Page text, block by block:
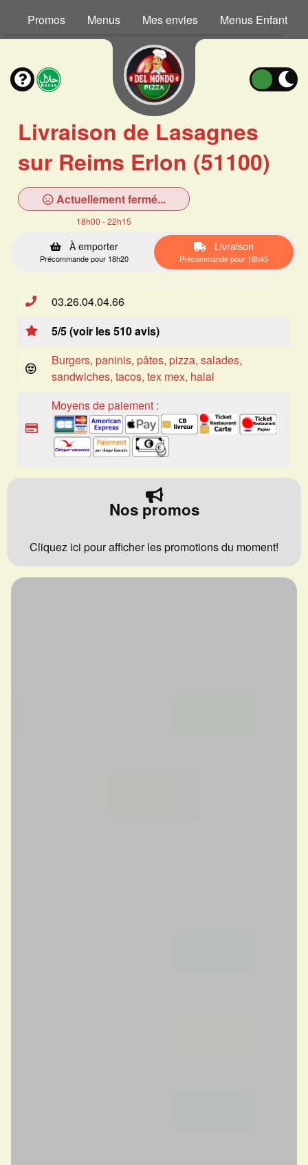
Promos Menus Mes envies Menus Enfant
Livraison de Lasagnes
sur Reims Erlon (51100)
Actuellement fermé...
18h00 - 22h15
À emporter
Précommande pour 18h20
Livraison
Précommande pour 18h45
03.26.04.04.66
5/5 (voir les 510 avis)
Burgers, paninis, pâtes, pizza, salades,
sandwiches, tacos, tex mex, halal
Moyens de paiement :
Nos promos
Cliquez ici pour afficher les promotions du moment!